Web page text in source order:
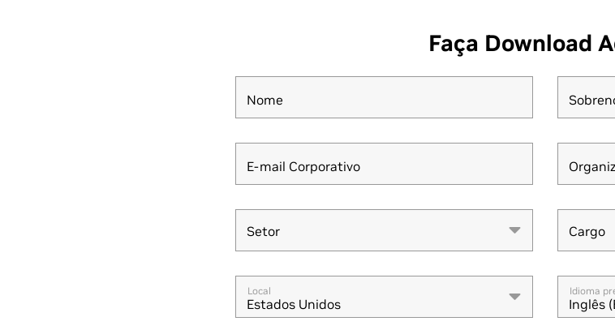
Faça Download
Nome
E-mail Corporativo
Setor
Setor Cargo
Cargo
Local
Estados Unidos
Idioma
Inglês